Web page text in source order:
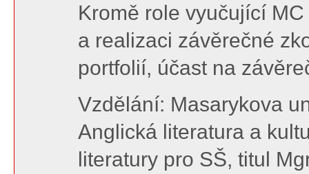
Kromě role vyučující
a realizaci závěrečné
portfolií, účast na
Vzdělání: Masarykova
Anglická literatura a
literatury pro SŠ, titul